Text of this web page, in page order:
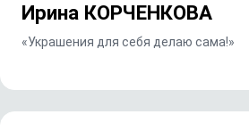
Ирина КОРЧЕНКОВА
«Украшения для себя делаю сама!»